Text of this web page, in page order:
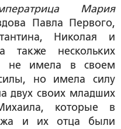
Мария
Павла Первого,
Николая и
также нескольких
не имела в своем
но имела силу
двух своих младших
которые в
и их отца были